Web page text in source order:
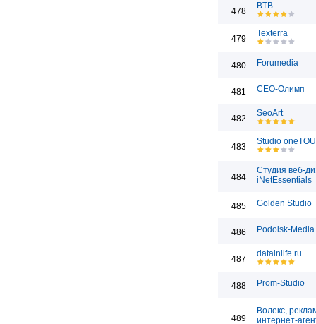
478
BTB
479
Texterra
480 Forumedia
481 СЕО-Олимп
482
SeoArt
483
Studio
484
Студия веб-
iNetEssentials
485 Golden Studio
486 Podolsk-Media
487
datainlife.ru
488 Prom-Studio
489
Волекс,
интернет-